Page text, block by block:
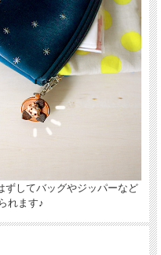
コット-
字まで
ずしてバッグやジッパーなど
れます♪